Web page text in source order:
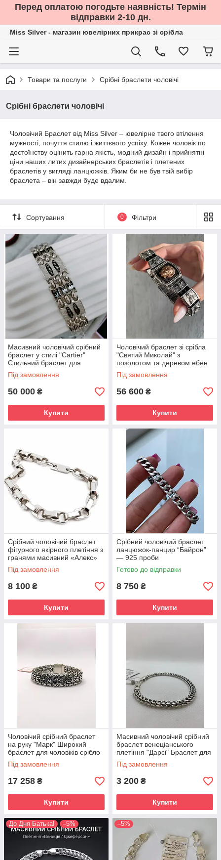
Перед оплатою погодьте наявність! Термін
відправки 2-10 дн.
Miss Silver - магазин ювелірних прикрас зі срібла
Товари та послуги Срібні браслети чоловічі
Срібні браслети чоловічі
Чоловічий Браслет від Miss Silver – ювелірне твого втілення
мужності, почуття стилю і життєвого успіху. Кожен чоловік по
достоїнству оцінить гарна якість, модний дизайн і прийнятні
ціни наших литих дизайнерських браслетів і плетених
браслетів у вигляді ланцюжків. Яким би не був твій вибір
браслета – він завжди буде вдалим.
Сортування 0 Фільтри
Масивний чоловічий срібний
браслет у стилі "Cartier"
Стильний браслет для
чоловіків зі срібла
Під замовлення
50 000 ₴
Купити
Чоловічий браслет зі срібла
"Святий Миколай" з
позолотом та деревом ебен
Під замовлення
56 600 ₴
Купити
Срібний чоловічий браслет
фігурного якірного плетіння з
гранями масивний «Алекс»
20 см
Під замовлення
8 100 ₴
Купити
Срібний чоловічий браслет
ланцюжок-панцир “Байрон”
— 925 проби
Готово до відправки
8 750 ₴
Купити
Чоловічий срібний браслет
на руку "Марк" Широкий
браслет для чоловіків срібло
925 проби
Під замовлення
17 258 ₴
Купити
Масивний чоловічий срібний
браслет венеціанського
плетіння "Дарсі" Браслет для
чоловіків зі срібла
Під замовлення
3 200 ₴
Купити
До Дня Батька! –5% –5%